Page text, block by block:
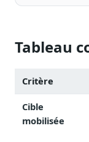
Fédérations
ONG,
Préparez vos
Journalistes
Veille en
Tableau
Critère
Cible
mobilisée